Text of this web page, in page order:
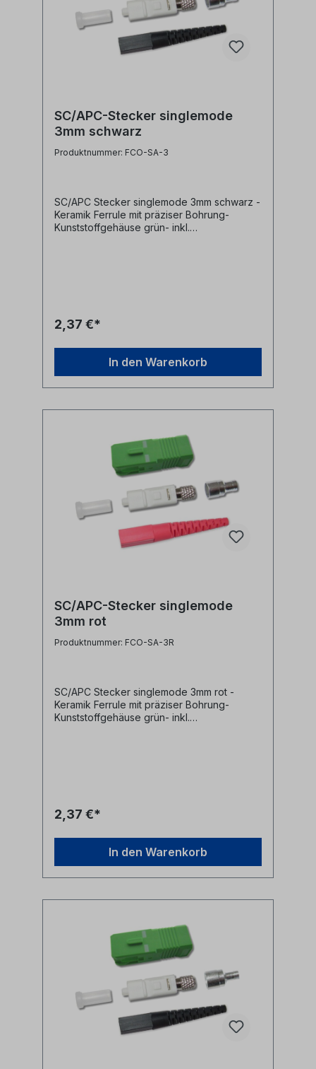
SC/APC-Stecker singlemode
3mm schwarz
Produktnummer: FCO-SA-3
SC/APC Stecker singlemode 3mm schwarz -
Keramik Ferrule mit präziser Bohrung-
Kunststoffgehäuse grün- inkl.
2,37 €*
In den Warenkorb
SC/APC-Stecker singlemode
3mm rot
Produktnummer: FCO-SA-3R
SC/APC Stecker singlemode 3mm rot -
Keramik Ferrule mit präziser Bohrung-
Kunststoffgehäuse grün- inkl.
2,37 €*
In den Warenkorb